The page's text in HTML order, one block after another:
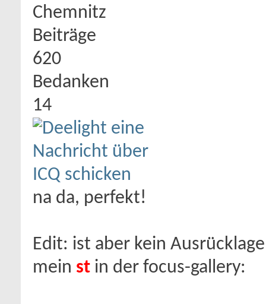
Chemnitz
Beiträge
620
Bedanken
14
na da, perfekt!
Edit: ist aber kein
mein st in der focus-gallery: